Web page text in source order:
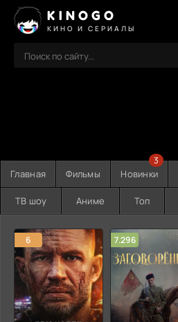
KINOGO
КИНО И СЕРИАЛЫ
Главная Фильмы Новинки
3
ТВ шоу Аниме Топ
6 7.296